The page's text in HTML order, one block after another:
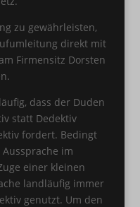
zu gewährleisten,
direkt mit
Firmensitz Dorsten
dass der Duden
statt Dedektiv
fordert. Bedingt
im
einer kleinen
landläufig immer
genutzt. Um den